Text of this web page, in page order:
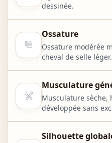
dessinée.
Ossature
Ossature modérée
cheval de selle léger.
Musculature
Musculature sèche,
développée sans
Silhouette